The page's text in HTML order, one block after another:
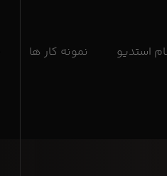
استدیو نمونه کار ها